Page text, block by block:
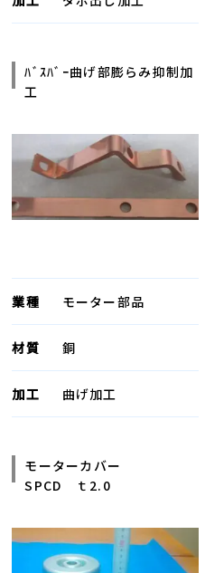
ﾊﾞｽﾊﾞｰ曲げ部膨らみ抑制加
工
業種 モーター部品
材質 銅
加工 曲げ加工
モーターカバー
SPCD ｔ2.0